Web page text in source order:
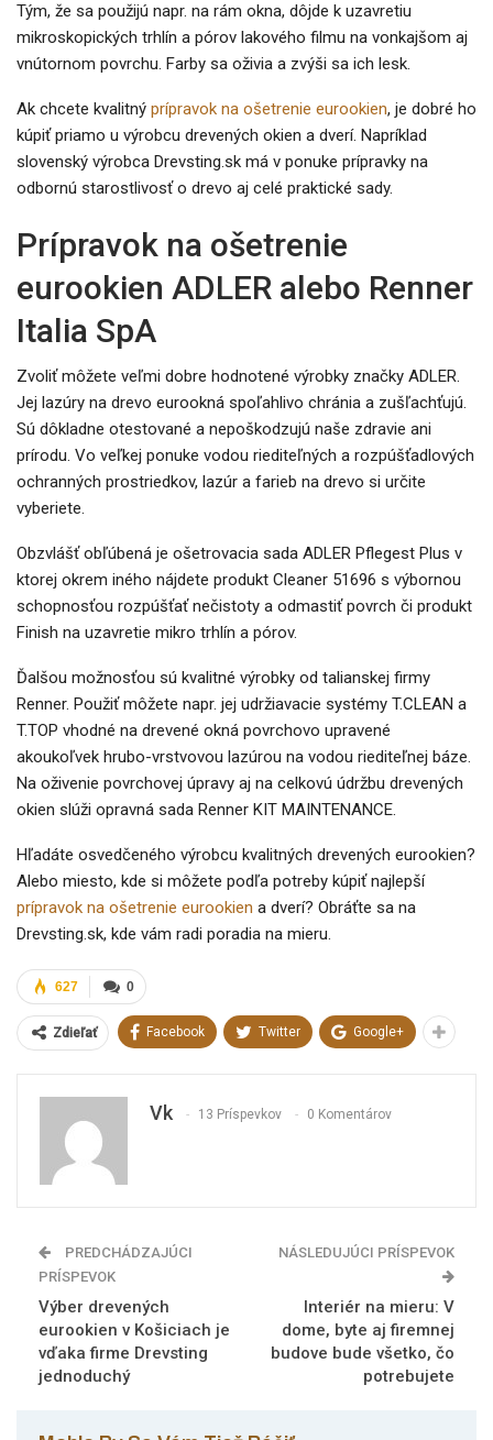
Tým, že sa použijú napr. na rám okna, dôjde k uzavretiu
mikroskopických trhlín a pórov lakového filmu na vonkajšom aj
vnútornom povrchu. Farby sa oživia a zvýši sa ich lesk.
Ak chcete kvalitný prípravok na ošetrenie eurookien, je dobré ho
kúpiť priamo u výrobcu drevených okien a dverí. Napríklad
slovenský výrobca Drevsting.sk má v ponuke prípravky na
odbornú starostlivosť o drevo aj celé praktické sady.
Prípravok na ošetrenie
eurookien ADLER alebo Renner
Italia SpA
Zvoliť môžete veľmi dobre hodnotené výrobky značky ADLER.
Jej lazúry na drevo eurookná spoľahlivo chránia a zušľachťujú.
Sú dôkladne otestované a nepoškodzujú naše zdravie ani
prírodu. Vo veľkej ponuke vodou riediteľných a rozpúšťadlových
ochranných prostriedkov, lazúr a farieb na drevo si určite
vyberiete.
Obzvlášť obľúbená je ošetrovacia sada ADLER Pflegest Plus v
ktorej okrem iného nájdete produkt Cleaner 51696 s výbornou
schopnosťou rozpúšťať nečistoty a odmastiť povrch či produkt
Finish na uzavretie mikro trhlín a pórov.
Ďalšou možnosťou sú kvalitné výrobky od talianskej firmy
Renner. Použiť môžete napr. jej udržiavacie systémy T.CLEAN a
T.TOP vhodné na drevené okná povrchovo upravené
akoukoľvek hrubo-vrstvovou lazúrou na vodou riediteľnej báze.
Na oživenie povrchovej úpravy aj na celkovú údržbu drevených
okien slúži opravná sada Renner KIT MAINTENANCE.
Hľadáte osvedčeného výrobcu kvalitných drevených eurookien?
Alebo miesto, kde si môžete podľa potreby kúpiť najlepší
prípravok na ošetrenie eurookien a dverí? Obráťte sa na
Drevsting.sk, kde vám radi poradia na mieru.
0
627
Zdieľať Facebook Twitter Google+
Vk 13 Príspevkov 0 Komentárov
PREDCHÁDZAJÚCI
PRÍSPEVOK
Výber drevených
eurookien v Košiciach je
vďaka firme Drevsting
jednoduchý
NÁSLEDUJÚCI PRÍSPEVOK
Interiér na mieru: V
dome, byte aj firemnej
budove bude všetko, čo
potrebujete